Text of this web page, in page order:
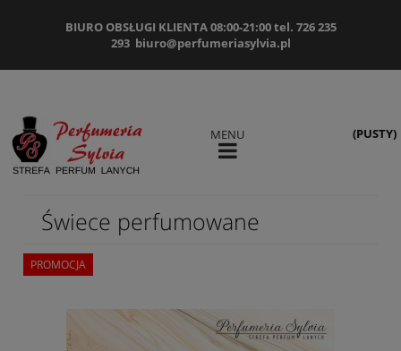
BIURO OBSŁUGI KLIENTA 08:00-21:00 tel. 726 235
293 biuro@perfumeriasylvia.pl
(PUSTY)
MENU
Świece perfumowane
PROMOCJA